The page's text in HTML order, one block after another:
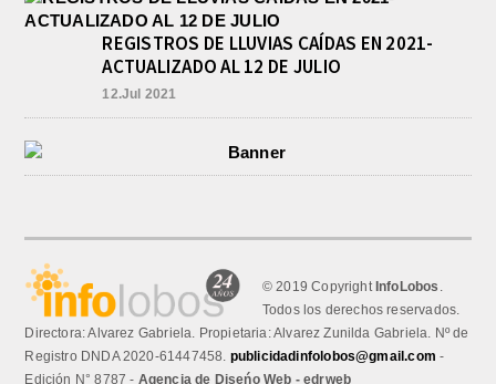
REGISTROS DE LLUVIAS CAÍDAS EN 2021-
ACTUALIZADO AL 12 DE JULIO
12.Jul 2021
© 2019 CopyrightInfoLobos .
Todos los derechos reservados.
Directora: Alvarez Gabriela. Propietaria: Alvarez Zunilda Gabriela. Nº de
Registro DNDA 2020-61447458. publicidadinfolobos@gmail.com -
Edición N° 8787 - Agencia de Diseńo Web - edrweb